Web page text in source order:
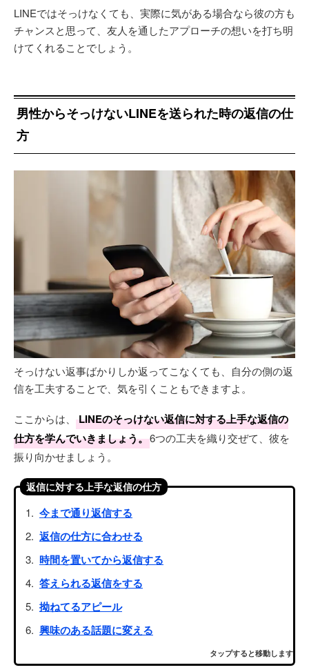
LINEではそっけなくても、実際に気がある場合なら彼の方も
チャンスと思って、友人を通したアプローチの想いを打ち明
けてくれることでしょう。
男性からそっけないLINEを送られた時の返信の仕
方
そっけない返事ばかりしか返ってこなくても、自分の側の返
信を工夫することで、気を引くこともできますよ。
ここからは、
LINEのそっけない返信に対する上手な返信の
仕方を学んでいきましょう。6つの工夫を織り交ぜて、彼を
振り向かせましょう。
返信に対する上手な返信の仕方
今まで通り返信する
返信の仕方に合わせる
時間を置いてから返信する
答えられる返信をする
拗ねてるアピール
興味のある話題に変える
タップすると移動します